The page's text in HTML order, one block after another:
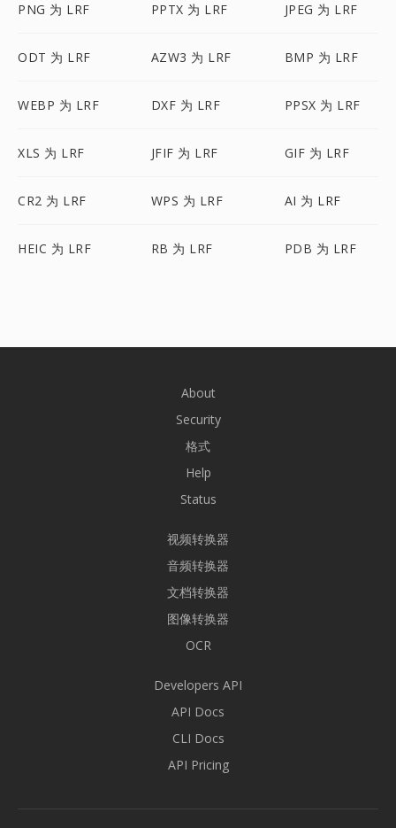
PNG 为 LRF PPTX 为 LRF JPEG 为 LRF
ODT 为 LRF AZW3 为 LRF BMP 为 LRF
WEBP 为 LRF DXF 为 LRF PPSX 为 LRF
XLS 为 LRF JFIF 为 LRF GIF 为 LRF
CR2 为 LRF WPS 为 LRF AI 为 LRF
HEIC 为 LRF RB 为 LRF PDB 为 LRF
About
Security
格式
Help
Status
视频转换器
音频转换器
文档转换器
图像转换器
OCR
Developers API
API Docs
CLI Docs
API Pricing